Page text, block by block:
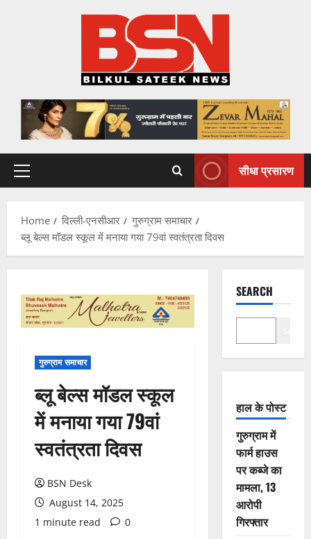
Primary
सीधा प्रसारण
Home दिल्ली-एनसीआर
गुरुग्राम समाचार
ब्लू बेल्स मॉडल स्कूल में मनाया गया 79वां स्वतंत्रता दिवस
गुरुग्राम समाचार
ब्लू बेल्स मॉडल स्कूल
में मनाया गया 79वां
स्वतंत्रता दिवस
BSN Desk
August 14, 2025
1 minute read
0
SEARCH
हाल के पोस्ट
गुरुग्राम में
फार्म हाउस
पर कब्जे का
मामला, 13
आरोपी
गिरफ्तार